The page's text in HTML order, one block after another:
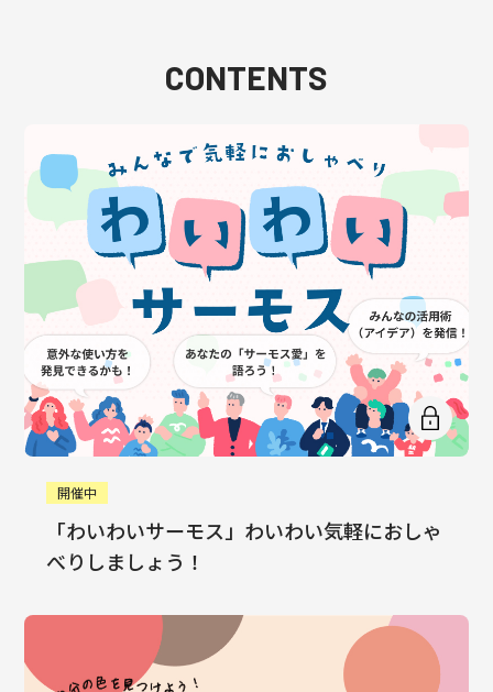
CONTENTS
開催中
「わいわいサーモス」わいわい気軽におしゃ
べりしましょう！